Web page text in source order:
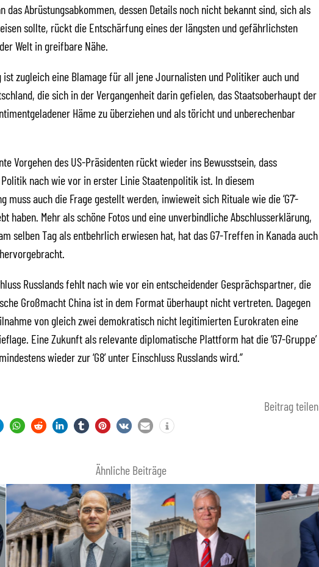
das Abrüstungsabkommen, dessen Details noch nicht bekannt sind, sich als
sollte, rückt die Entschärfung eines der längsten und gefährlichsten
Welt in greifbare Nähe.
zugleich eine Blamage für all jene Journalisten und Politiker auch und
die sich in der Vergangenheit darin gefielen, das Staatsoberhaupt der
Häme zu überziehen und als töricht und unberechenbar
Vorgehen des US-Präsidenten rückt wieder ins Bewusstsein, dass
nach wie vor in erster Linie Staatenpolitik ist. In diesem
muss auch die Frage gestellt werden, inwieweit sich Rituale wie die ‘G7’-
haben. Mehr als schöne Fotos und eine unverbindliche Abschlusserklärung,
selben Tag als entbehrlich erwiesen hat, hat das G7-Treffen in Kanada auch
Russlands fehlt nach wie vor ein entscheidender Gesprächspartner, die
Großmacht China ist in dem Format überhaupt nicht vertreten. Dagegen
von gleich zwei demokratisch nicht legitimierten Eurokraten eine
Eine Zukunft als relevante diplomatische Plattform hat die ‘G7-Gruppe’
wieder zur ‘G8’ unter Einschluss Russlands wird.”
Beitrag teilen
Ähnliche Beiträge